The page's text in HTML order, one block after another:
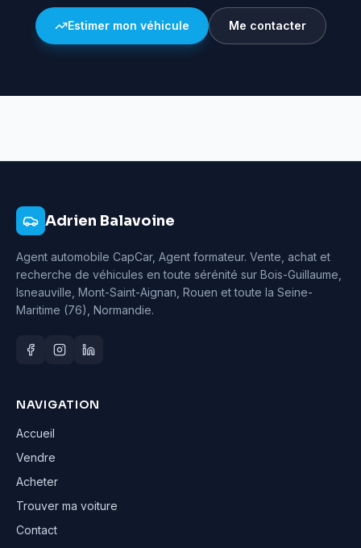
Estimer mon véhicule Me contacter
Adrien Balavoine
Agent automobile CapCar, Agent formateur. Vente, achat et
recherche de véhicules en toute sérénité sur Bois-Guillaume,
Isneauville, Mont-Saint-Aignan, Rouen et toute la Seine-
Maritime (76), Normandie.
NAVIGATION
Accueil
Vendre
Acheter
Trouver ma voiture
Contact